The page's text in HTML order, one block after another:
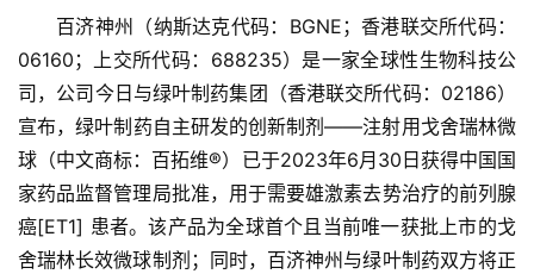
百济神州（纳斯达克代码：BGNE；香港联交所代码：
06160；上交所代码：688235）是一家全球性生物科技公
司，公司今日与绿叶制药集团（香港联交所代码：02186）
宣布，绿叶制药自主研发的创新制剂——注射用戈舍瑞林微
球（中文商标：百拓维®）已于2023年6月30日获得中国国
家药品监督管理局批准，用于需要雄激素去势治疗的前列腺
癌[ET1] 患者。该产品为全球首个且当前唯一获批上市的戈
舍瑞林长效微球制剂；同时，百济神州与绿叶制药双方将正